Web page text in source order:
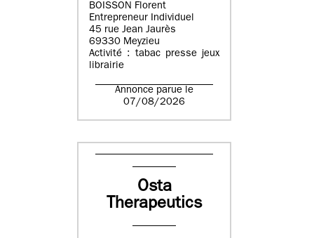
BOISSON Florent
Entrepreneur Individuel
45 rue Jean Jaurès
69330 Meyzieu
Activité : tabac presse jeux
librairie
Annonce parue le
07/08/2026
Osta
Therapeutics